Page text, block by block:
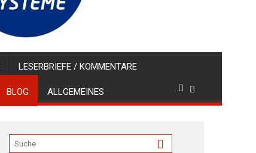
LESERBRIEFE / KOMMENTARE
BLOG ALLGEMEINES